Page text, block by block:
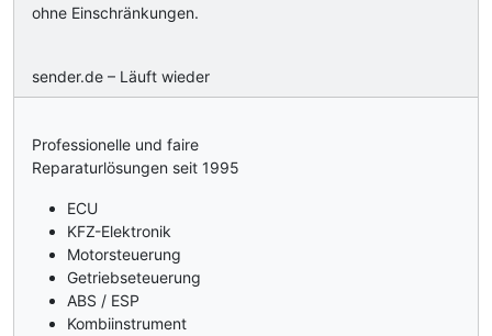
ohne Einschränkungen.
sender.de – Läuft wieder
Professionelle und faire
Reparaturlösungen seit 1995
ECU
KFZ-Elektronik
Motorsteuerung
Getriebseteuerung
ABS / ESP
Kombiinstrument